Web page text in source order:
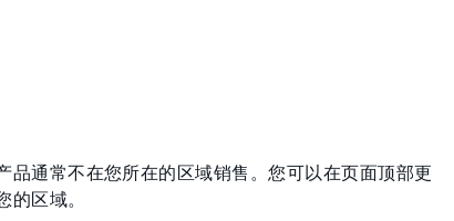
品通常不在您所在的区域销售。您可以在页面顶部更
的区域。